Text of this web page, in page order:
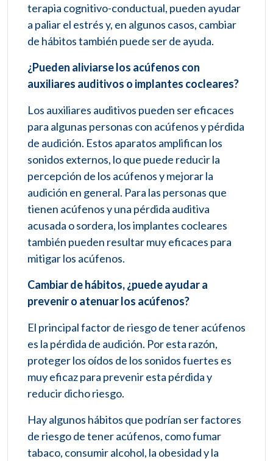
terapia cognitivo-conductual, pueden ayudar
a paliar el estrés y, en algunos casos, cambiar
de hábitos también puede ser de ayuda.
¿Pueden aliviarse los acúfenos con
auxiliares auditivos o implantes cocleares?
Los auxiliares auditivos pueden ser eficaces
para algunas personas con acúfenos y pérdida
de audición. Estos aparatos amplifican los
sonidos externos, lo que puede reducir la
percepción de los acúfenos y mejorar la
audición en general. Para las personas que
tienen acúfenos y una pérdida auditiva
acusada o sordera, los implantes cocleares
también pueden resultar muy eficaces para
mitigar los acúfenos.
Cambiar de hábitos, ¿puede ayudar a
prevenir o atenuar los acúfenos?
El principal factor de riesgo de tener acúfenos
es la pérdida de audición. Por esta razón,
proteger los oídos de los sonidos fuertes es
muy eficaz para prevenir esta pérdida y
reducir dicho riesgo.
Hay algunos hábitos que podrían ser factores
de riesgo de tener acúfenos, como fumar
tabaco, consumir alcohol, la obesidad y la